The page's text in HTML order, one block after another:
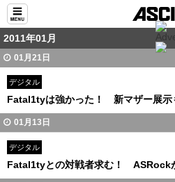
2011年01月
01月21日
デジタル
Fatal1tyは強かった！ 新マザー展示
01月13日
デジタル
Fatal1tyとの対戦者求む！ ASRock